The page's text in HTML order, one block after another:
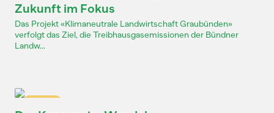
Zukunft im Fokus
Das Projekt «Klimaneutrale Landwirtschaft Graubünden»
verfolgt das Ziel, die Treibhausgasemissionen der Bündner
Landw...